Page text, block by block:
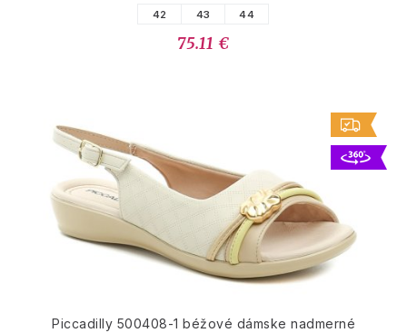
42 43 44
75.11 €
Piccadilly 500408-1 béžové dámske nadmerné